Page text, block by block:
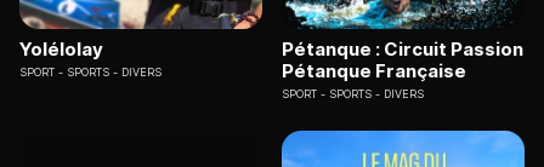
Yolélolay
SPORT SPORTS - DIVERS
Pétanque : Circuit Passion
Pétanque Française
SPORT SPORTS - DIVERS